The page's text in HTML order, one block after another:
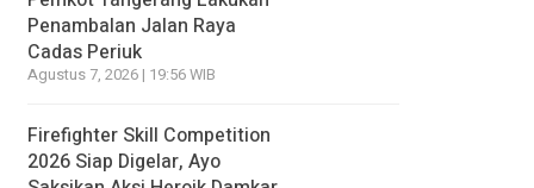
Penambalan Jalan Raya
Cadas Periuk
Agustus 7, 2026 | 19:56 WIB
Firefighter Skill Competition
2026 Siap Digelar, Ayo